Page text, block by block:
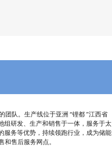
团队。生产线位于亚洲 “锂都 ”江西省
组研发、生产和销售于一体，服务于太
服务等优势，持续领跑行业，成为储能
售后服务网点。